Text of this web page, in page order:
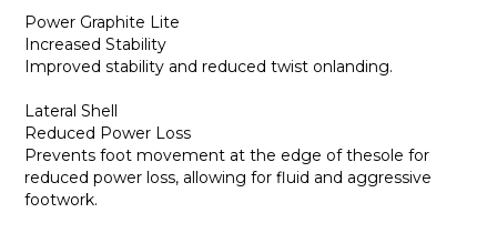
Power Graphite Lite
Increased Stability
Improved stability and reduced twist onlanding.
Lateral Shell
Reduced Power Loss
Prevents foot movement at the edge of thesole for
reduced power loss, allowing for fluid and aggressive
footwork.